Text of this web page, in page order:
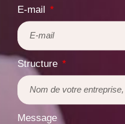
E-mail
Structure
Message